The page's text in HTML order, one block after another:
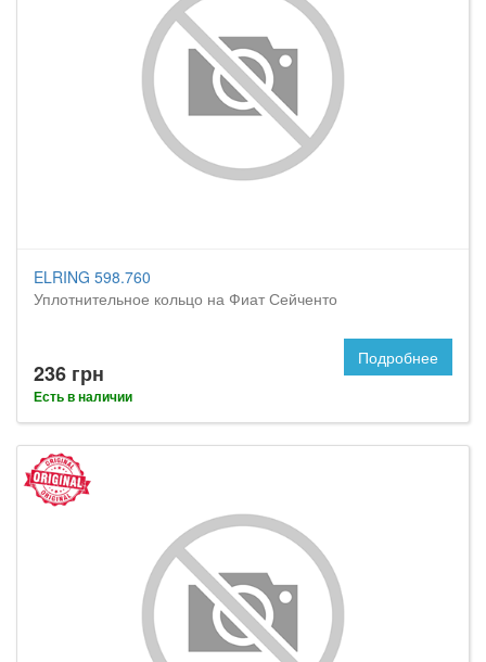
ELRING 598.760
Уплотнительное кольцо на Фиат Сейченто
236 грн
Есть в наличии
Подробнее